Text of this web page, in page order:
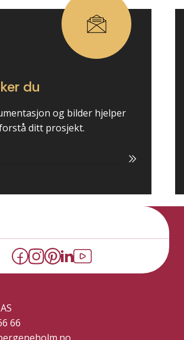
du
og bilder hjelper
ditt prosjekt.
66